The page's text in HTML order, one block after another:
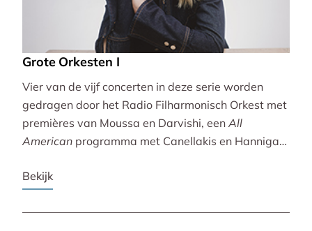
Grote Orkesten I
Vier van de vijf concerten in deze serie worden
gedragen door het Radio Filharmonisch Orkest met
premières van Moussa en Darvishi, een All
American programma met Canellakis en Hannigan
Amerikaans slagwerk.
Bekijk